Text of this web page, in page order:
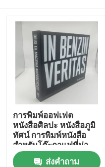
บ้าน
การพิมพ์ออฟเฟต
หนังสือศิลปะ หนังสือภูมิ
ทัศน์ การพิมพ์หนังสือ
สําหรับโต๊ะกาแฟที่น่า
ประทับใจ
ส่งคำถาม